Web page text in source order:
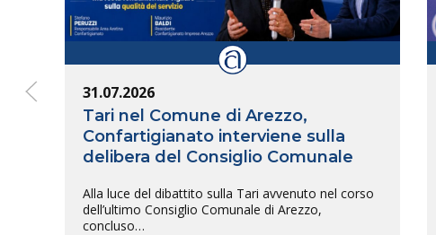
31.07.2026
Tari nel Comune di Arezzo,
Confartigianato interviene sulla
delibera del Consiglio Comunale
Alla luce del dibattito sulla Tari avvenuto nel corso
dell’ultimo Consiglio Comunale di Arezzo,
concluso…